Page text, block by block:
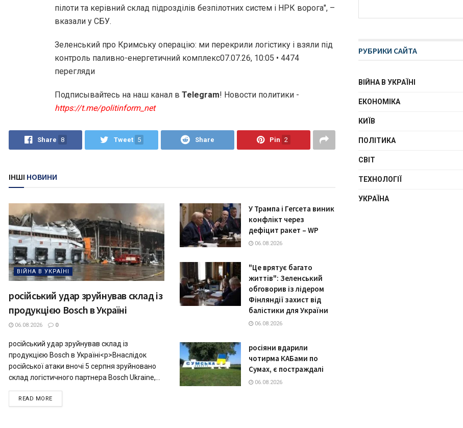
пілоти та керівний склад підрозділів безпілотних систем і НРК ворога", –
вказали у СБУ.
Зеленський про Кримську операцію: ми перекрили логістику і взяли під
контроль паливно-енергетичний комплекс07.07.26, 10:05 • 4474
перегляди
Подписывайтесь на наш канал в Telegram! Новости политики -
https://t.me/politinform_net
Share 8 Tweet 5 Share Pin 2
ІНШІ НОВИНИ
ВІЙНА В УКРАЇНІ
російський удар зруйнував склад із
продукцією Bosch в Україні
06.08.2026 0
російський удар зруйнував склад із
продукцією Bosch в Україні<p>Внаслідок
російської атаки вночі 5 серпня зруйновано
склад логістичного партнера Bosch Ukraine,...
READ MORE
У Трампа і Гегсета виник
конфлікт через
дефіцит ракет – WP
06.08.2026
"Це врятує багато
життів": Зеленський
обговорив із лідером
Фінляндії захист від
балістики для України
06.08.2026
росіяни вдарили
чотирма КАБами по
Сумах, є постраждалі
06.08.2026
РУБРИКИ САЙТА
ВІЙНА В УКРАЇНІ
ЕКОНОМІКА
КИЇВ
ПОЛІТИКА
СВІТ
ТЕХНОЛОГІЇ
УКРАЇНА